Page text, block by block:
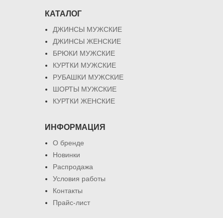
КАТАЛОГ
ДЖИНСЫ МУЖСКИЕ
ДЖИНСЫ ЖЕНСКИЕ
БРЮКИ МУЖСКИЕ
КУРТКИ МУЖСКИЕ
РУБАШКИ МУЖСКИЕ
ШОРТЫ МУЖСКИЕ
КУРТКИ ЖЕНСКИЕ
ИНФОРМАЦИЯ
О бренде
Новинки
Распродажа
Условия работы
Контакты
Прайс-лист